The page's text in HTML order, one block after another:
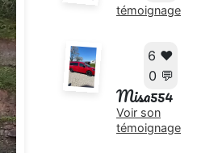
témoignage
6 ❤️
0 💬
Misa554
Voir son
témoignage